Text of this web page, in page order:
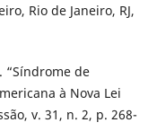
Rio de Janeiro, RJ,
“Síndrome de
à Nova Lei
v. 31, n. 2, p. 268-